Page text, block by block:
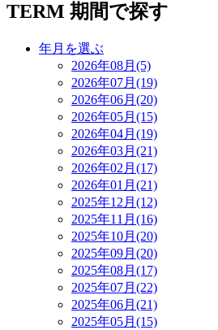
TERM 期間で探す
年月を選ぶ
2026年08月(5)
2026年07月(19)
2026年06月(20)
2026年05月(15)
2026年04月(19)
2026年03月(21)
2026年02月(17)
2026年01月(21)
2025年12月(12)
2025年11月(16)
2025年10月(20)
2025年09月(20)
2025年08月(17)
2025年07月(22)
2025年06月(21)
2025年05月(15)